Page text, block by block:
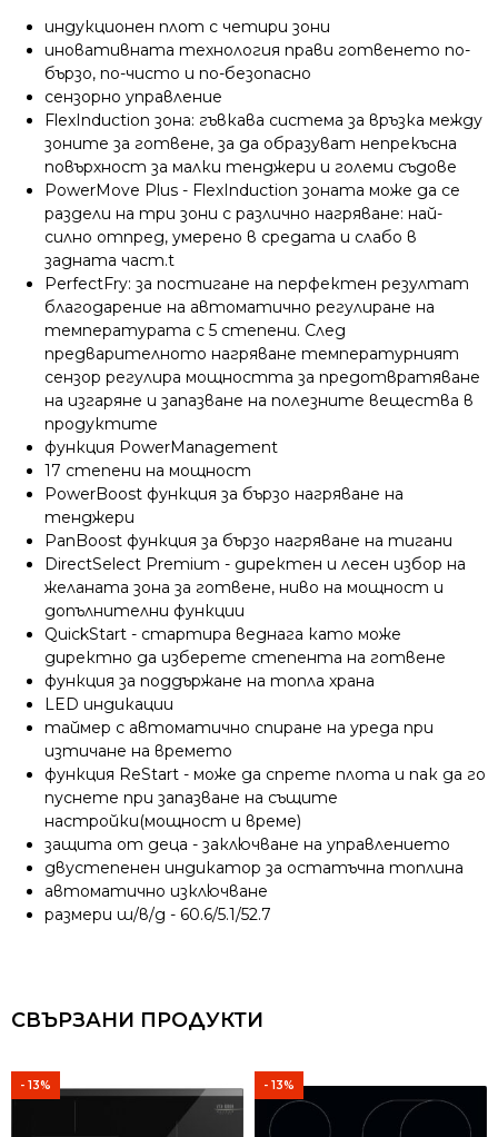
индукционен плот с четири зони
иновативната технология прави готвенето по-
бързо, по-чисто и по-безопасно
сензорно управление
FlexInduction зона: гъвкава система за връзка между
зоните за готвене, за да образуват непрекъсна
повърхност за малки тенджери и големи съдове
PowerMove Plus - FlexInduction зоната може да се
раздели на три зони с различно нагряване: най-
силно отпред, умерено в средата и слабо в
задната част.t
PerfectFry: за постигане на перфектен резултат
благодарение на автоматично регулиране на
температурата с 5 степени. След
предварителното нагряване температурният
сензор регулира мощността за предотвратяване
на изгаряне и запазване на полезните вещества в
продуктите
функция PowerManagement
17 степени на мощност
PowerBoost функция за бързо нагряване на
тенджери
PanBoost функция за бързо нагряване на тигани
DirectSelect Premium - директен и лесен избор на
желаната зона за готвене, ниво на мощност и
допълнителни функции
QuickStart - стартира веднага като може
директно да изберете степента на готвене
функция за поддържане на топла хранa
LED индикации
таймер с автоматично спиране на уреда при
изтичане на времето
функция ReStart - може да спрете плота и пак да го
пуснете при запазване на същите
настройки(мощност и време)
защита от деца - заключване на управлението
двустепенен индикатор за остатъчна топлина
автоматично изключване
размери ш/в/д - 60.6/5.1/52.7
СВЪРЗАНИ ПРОДУКТИ
- 13% - 13%